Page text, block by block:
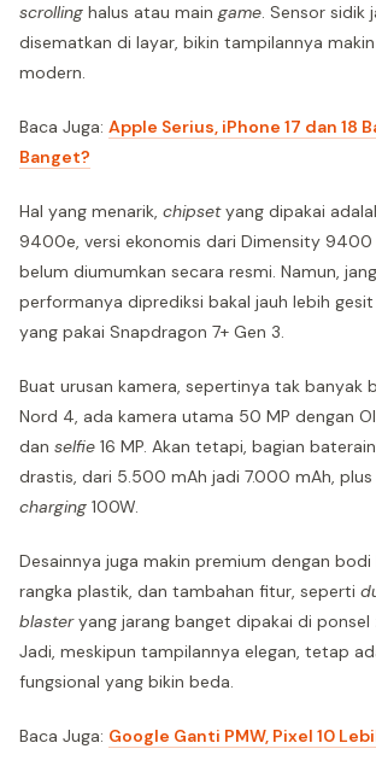
scrolling halus atau main game. Sensor sidik
disematkan di layar, bikin tampilannya
modern.
Baca Juga: Apple Serius, iPhone 17 dan 18
Banget?
Hal yang menarik, chipsetyang dipakai
9400e, versi ekonomis dari Dimensity 9400
belum diumumkan secara resmi. Namun,
performanya diprediksi bakal jauh lebih
yang pakai Snapdragon 7+ Gen 3.
Buat urusan kamera, sepertinya tak banyak
Nord 4, ada kamera utama 50 MP dengan
dan selfie 16 MP. Akan tetapi, bagian
drastis, dari 5.500 mAh jadi 7.000 mAh, plus
charging 100W.
Desainnya juga makin premium dengan bodi
rangka plastik, dan tambahan fitur, seperti
blasteryang jarang banget dipakai di ponsel
Jadi, meskipun tampilannya elegan, tetap
fungsional yang bikin beda.
Baca Juga: Google Ganti PMW, Pixel 10